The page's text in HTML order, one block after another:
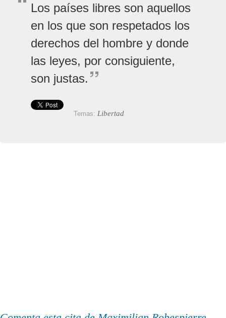
Los países libres son aquellos
en los que son respetados los
derechos del hombre y donde
las leyes, por consiguiente,
son justas.
Temas: Libertad